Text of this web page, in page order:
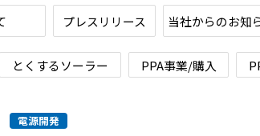
プレスリリース 当社からのお知
とくするソーラー PPA事業/購入
電源開発